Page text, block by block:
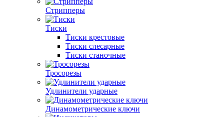
Стрипперы
Тиски
Тиски крестовые
Тиски слесарные
Тиски станочные
Тросорезы
Удлинители ударные
Динамометрические ключи